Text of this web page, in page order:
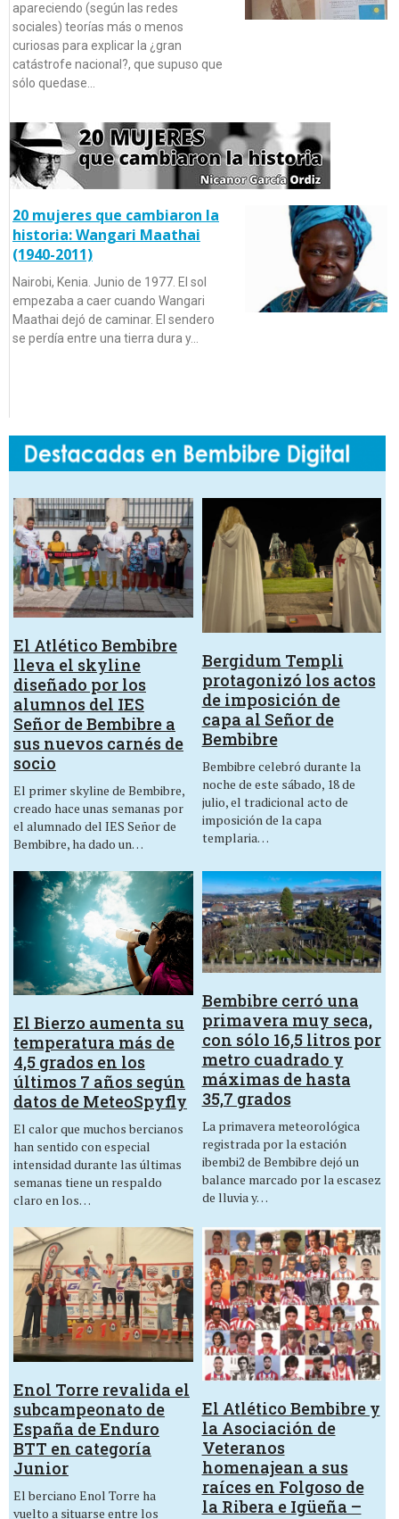
apareciendo (según las redes
sociales) teorías más o menos
curiosas para explicar la ¿gran
catástrofe nacional?, que supuso que
sólo quedase…
20 mujeres que cambiaron la
historia: Wangari Maathai
(1940-2011)
Nairobi, Kenia. Junio de 1977. El sol
empezaba a caer cuando Wangari
Maathai dejó de caminar. El sendero
se perdía entre una tierra dura y…
El Atlético Bembibre
lleva el skyline
diseñado por los
alumnos del IES
Señor de Bembibre a
sus nuevos carnés de
socio
El primer skyline de Bembibre,
creado hace unas semanas por
el alumnado del IES Señor de
Bembibre, ha dado un…
Bergidum Templi
protagonizó los actos
de imposición de
capa al Señor de
Bembibre
Bembibre celebró durante la
noche de este sábado, 18 de
julio, el tradicional acto de
imposición de la capa
templaria…
El Bierzo aumenta su
temperatura más de
4,5 grados en los
últimos 7 años según
datos de MeteoSpyfly
El calor que muchos bercianos
han sentido con especial
intensidad durante las últimas
semanas tiene un respaldo
claro en los…
Bembibre cerró una
primavera muy seca,
con sólo 16,5 litros por
metro cuadrado y
máximas de hasta
35,7 grados
La primavera meteorológica
registrada por la estación
ibembi2 de Bembibre dejó un
balance marcado por la escasez
de lluvia y…
Enol Torre revalida el
subcampeonato de
España de Enduro
BTT en categoría
Junior
El berciano Enol Torre ha
vuelto a situarse entre los
El Atlético Bembibre y
la Asociación de
Veteranos
homenajean a sus
raíces en Folgoso de
la Ribera e Igüeña –